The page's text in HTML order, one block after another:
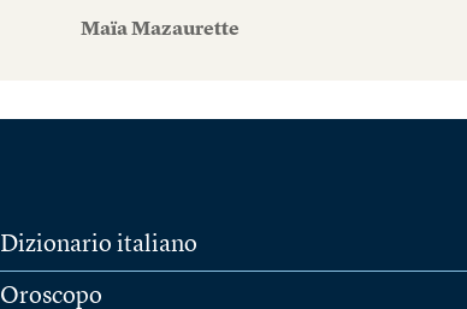
Maïa Mazaurette
Dizionario italiano
Oroscopo